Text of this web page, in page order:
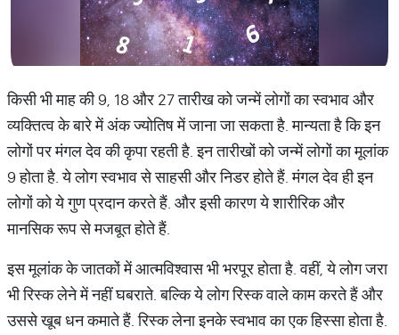
किसी भी माह की 9, 18 और 27 तारीख को जन्में लोगों का स्वभाव और
व्यक्तित्व के बारे में अंक ज्योतिष में जाना जा सकता है. मान्यता है कि इन
लोगों पर मंगल देव की कृपा रहती है. इन तारीखों को जन्में लोगों का मूलांक
9 होता है. ये लोग स्वभाव से साहसी और निडर होते हैं. मंगल देव ही इन
लोगों को ये गुण प्रदान करते हैं. और इसी कारण ये शारीरिक और
मानसिक रूप से मजबूत होते हैं.
इस मूलांक के जातकों में आत्मविश्वास भी भरपूर होता है. वहीं, ये लोग जरा
भी रिस्क लेने में नहीं घबराते. बल्कि ये लोग रिस्क वाले काम करते हैं और
उससे खूब धन कमाते हैं. रिस्क लेना इनके स्वभाव का एक हिस्सा होता है.